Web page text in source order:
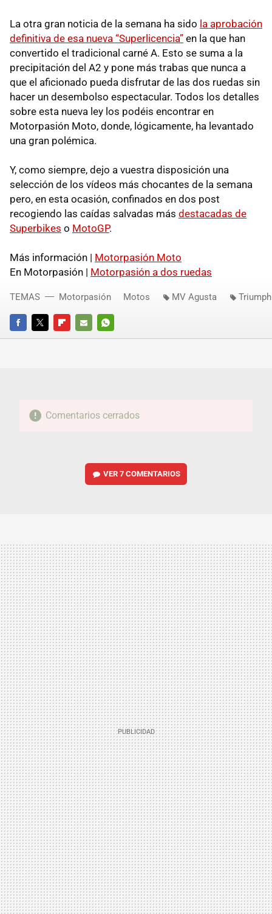
La otra gran noticia de la semana ha sido la aprobación
definitiva de esa nueva “Superlicencia” en la que han
convertido el tradicional carné A. Esto se suma a la
precipitación del A2 y pone más trabas que nunca a
que el aficionado pueda disfrutar de las dos ruedas sin
hacer un desembolso espectacular. Todos los detalles
sobre esta nueva ley los podéis encontrar en
Motorpasión Moto, donde, lógicamente, ha levantado
una gran polémica.
Y, como siempre, dejo a vuestra disposición una
selección de los vídeos más chocantes de la semana
pero, en esta ocasión, confinados en dos post
recogiendo las caídas salvadas más destacadas de
Superbikes o MotoGP.
Más información | Motorpasión Moto
En Motorpasión | Motorpasión a dos ruedas
FACEBOOKTWITTERFLIPBOARD
E-
WHATSAPP
TEMAS Motorpasión Motos MV Agusta Triumph
Comentarios cerrados
VER7 COMENTARIOS